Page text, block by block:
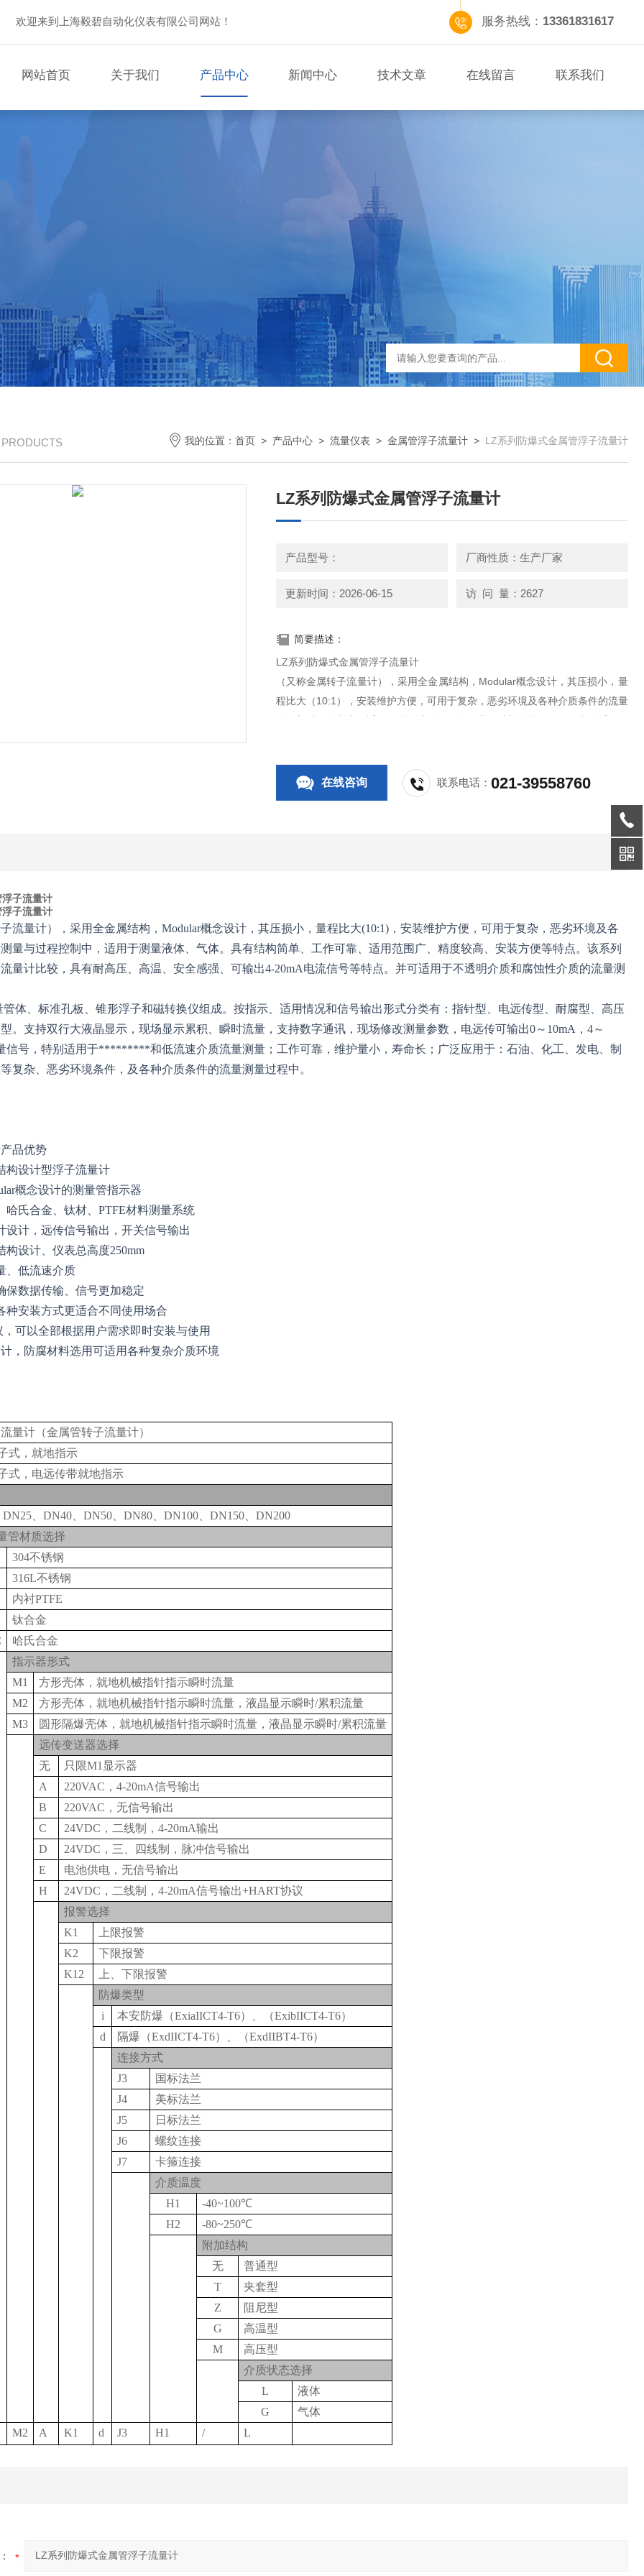
欢迎来到上海毅碧自动化仪表有限公司网站！ 服务热线： 13361831617
网站首页 关于我们 产品中心 新闻中心 技术文章 在线留言 联系我们
我的位置： 首页 > 产品中心 > 流量仪表 > 金属管浮子流量计 > LZ系列防爆式金属管浮子流量计
LZ系列防爆式金属管浮子流量计
产品型号： 厂商性质：生产厂家
更新时间：2026-06-15 访 问 量：2627
简要描述：
LZ系列防爆式金属管浮子流量计
（又称金属转子流量计），采用全金属结构，Modular概念设计，其压损小，量
程比大（10:1），安装维护方便，可用于复杂，恶劣环境及各种介质条件的流量
测量与过程控制中，适用于测量液体、气体。具有结构简单、工作可靠、适用范
在线咨询 联系电话：021-39558760
子流量计
子流量计
流量计），采用全金属结构，Modular概念设计，其压损小，量程比大(10:1)，安装维护方便，可用于复杂，恶劣环境及各
量与过程控制中，适用于测量液体、气体。具有结构简单、工作可靠、适用范围广、精度较高、安装方便等特点。该系列
量计比较，具有耐高压、高温、安全感强、可输出4-20mA电流信号等特点。并可适用于不透明介质和腐蚀性介质的流量测
管体、标准孔板、锥形浮子和磁转换仪组成。按指示、适用情况和信号输出形式分类有：指针型、电远传型、耐腐型、高压
。支持双行大液晶显示，现场显示累积、瞬时流量，支持数字通讯，现场修改测量参数，电远传可输出0～10mA，4～
信号，特别适用于*********和低流速介质流量测量；工作可靠，维护量小，寿命长；广泛应用于：石油、化工、发电、制
复杂、恶劣环境条件，及各种介质条件的流量测量过程中。
品优势
构设计型浮子流量计
概念设计的测量管指示器
哈氏合金、钛材、PTFE材料测量系统
设计，远传信号输出，开关信号输出
构设计、仪表总高度250mm
、低流速介质
保数据传输、信号更加稳定
种安装方式更适合不同使用场合
可以全部根据用户需求即时安装与使用
，防腐材料选用可适用各种复杂介质环境
量计（金属管转子流量计）
式，就地指示
式，电远传带就地指示
DN25、DN40、DN50、DN80、DN100、DN150、DN200
管材质选择
304不锈钢
316L不锈钢
内衬PTFE
钛合金
哈氏合金
指示器形式
M1
方形壳体，就地机械指针指示瞬时流量
M2
方形壳体，就地机械指针指示瞬时流量，液晶显示瞬时/累积流量
M3
圆形隔爆壳体，就地机械指针指示瞬时流量，液晶显示瞬时/累积流量
远传变送器选择
无
只限M1显示器
A
220VAC ，4-20mA信号输出
B
220VAC ，无信号输出
C
24VDC ，二线制，4-20mA输出
D
24VDC ，三、四线制，脉冲信号输出
E
电池供电，无信号输出
H
24VDC ，二线制，4-20mA信号输出+HART协议
报警选择
K1
上限报警
K2
下限报警
K12
上、下限报警
防爆类型
i
本安防爆（ExiaIICT4-T6）、（ExibIICT4-T6）
d
隔爆（ExdIICT4-T6）、（ExdIIBT4-T6）
连接方式
J3
国标法兰
J4
美标法兰
J5
日标法兰
J6
螺纹连接
J7
卡箍连接
介质温度
H1
-40~100℃
H2
-80~250℃
附加结构
无
普通型
T
夹套型
Z
阻尼型
G
高温型
M
高压型
介质状态选择
L
液体
G
气体
M2
A K1 d J3 H1 / L